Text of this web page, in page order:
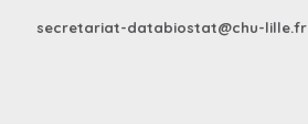
secretariat-databiostat@chu-lille.fr